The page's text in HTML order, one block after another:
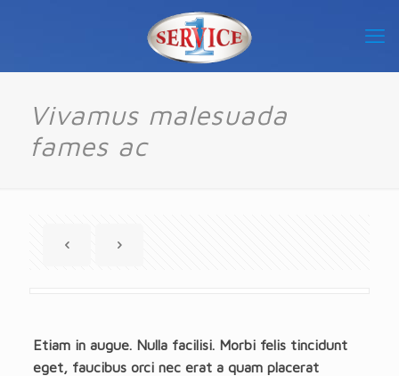
Vivamus malesuada
fames ac
Etiam in augue. Nulla facilisi. Morbi felis tincidunt
eget, faucibus orci nec erat a quam placerat